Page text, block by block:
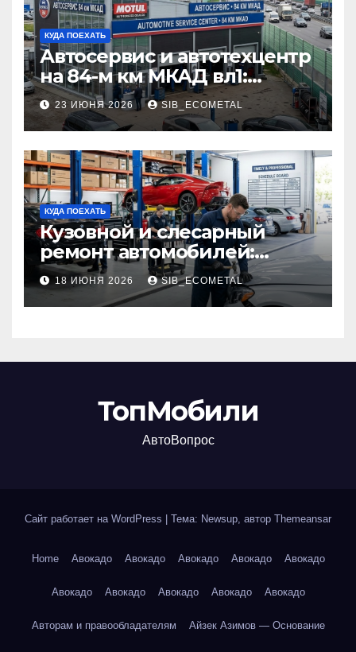
КУДА ПОЕХАТЬ
Автосервис и автотехцентр
на 84-м км МКАД вл1:
описание услуг и режим
работы
23 ИЮНЯ 2026 SIB_ECOMETAL
КУДА ПОЕХАТЬ
Кузовной и слесарный
ремонт автомобилей:
наличие оригинальных
запчастей производителя
и сроки выполнения работ
18 ИЮНЯ 2026 SIB_ECOMETAL
ТопМобили
АвтоВопрос
Сайт работает на WordPress Тема: Newsup, автор Themeansar
Home Авокадо Авокадо Авокадо Авокадо Авокадо
Авокадо Авокадо Авокадо Авокадо Авокадо
Авторам и правообладателям Айзек Азимов — Основание